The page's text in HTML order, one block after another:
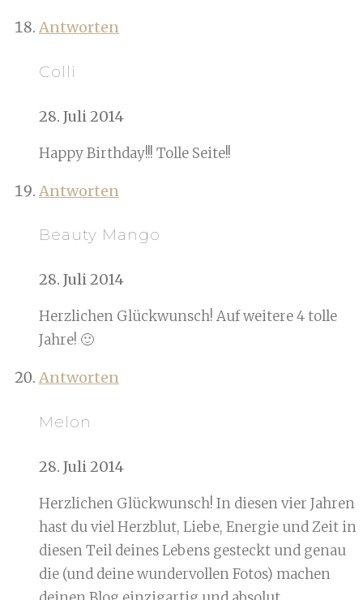
Antworten
Colli
28. Juli 2014
Happy Birthday!!! Tolle Seite!!
Antworten
Beauty Mango
28. Juli 2014
Herzlichen Glückwunsch! Auf weitere 4 tolle
Jahre! 🙂
Antworten
Melon
28. Juli 2014
Herzlichen Glückwunsch! In diesen vier Jahren
hast du viel Herzblut, Liebe, Energie und Zeit in
diesen Teil deines Lebens gesteckt und genau
die (und deine wundervollen Fotos) machen